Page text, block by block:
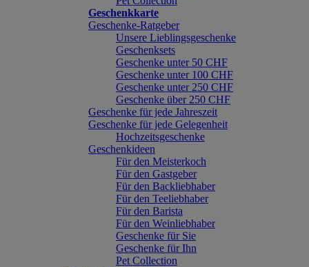
Geschenkkarte
Geschenke-Ratgeber
Unsere Lieblingsgeschenke
Geschenksets
Geschenke unter 50 CHF
Geschenke unter 100 CHF
Geschenke unter 250 CHF
Geschenke über 250 CHF
Geschenke für jede Jahreszeit
Geschenke für jede Gelegenheit
Hochzeitsgeschenke
Geschenkideen
Für den Meisterkoch
Für den Gastgeber
Für den Backliebhaber
Für den Teeliebhaber
Für den Barista
Für den Weinliebhaber
Geschenke für Sie
Geschenke für Ihn
Pet Collection